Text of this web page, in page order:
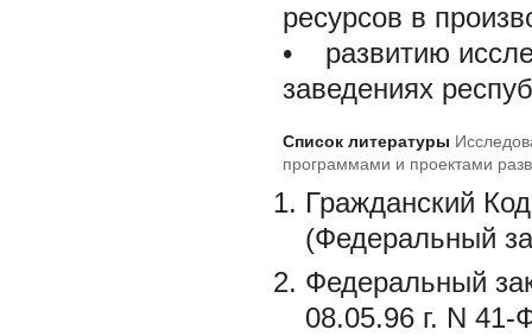
ресурсов в
• развитию
заведениях
Список литературы
программами и проектами
Гражданский
(Федеральный
Федеральный
08.05.96 г. N 41-